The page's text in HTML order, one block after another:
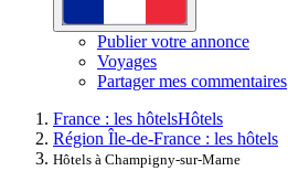
Publier votre annonce
Voyages
Partager mes commentaires
France : les hôtelsHôtels
Région Île-de-France : les hôtels
Hôtels à Champigny-sur-Marne